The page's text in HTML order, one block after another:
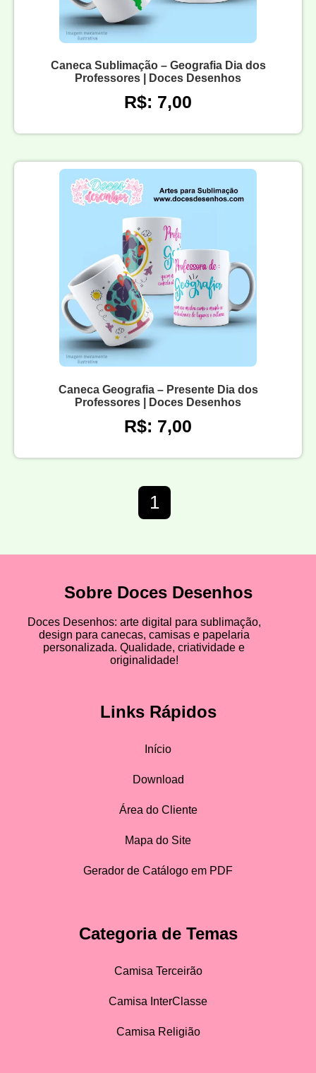
Caneca Sublimação – Geografia Dia dos
Professores | Doces Desenhos
R$: 7,00
Caneca Geografia – Presente Dia dos
Professores | Doces Desenhos
R$: 7,00
1
Sobre Doces Desenhos
Doces Desenhos: arte digital para sublimação,
design para canecas, camisas e papelaria
personalizada. Qualidade, criatividade e
originalidade!
Links Rápidos
Início
Download
Área do Cliente
Mapa do Site
Gerador de Catálogo em PDF
Categoria de Temas
Camisa Terceirão
Camisa InterClasse
Camisa Religião